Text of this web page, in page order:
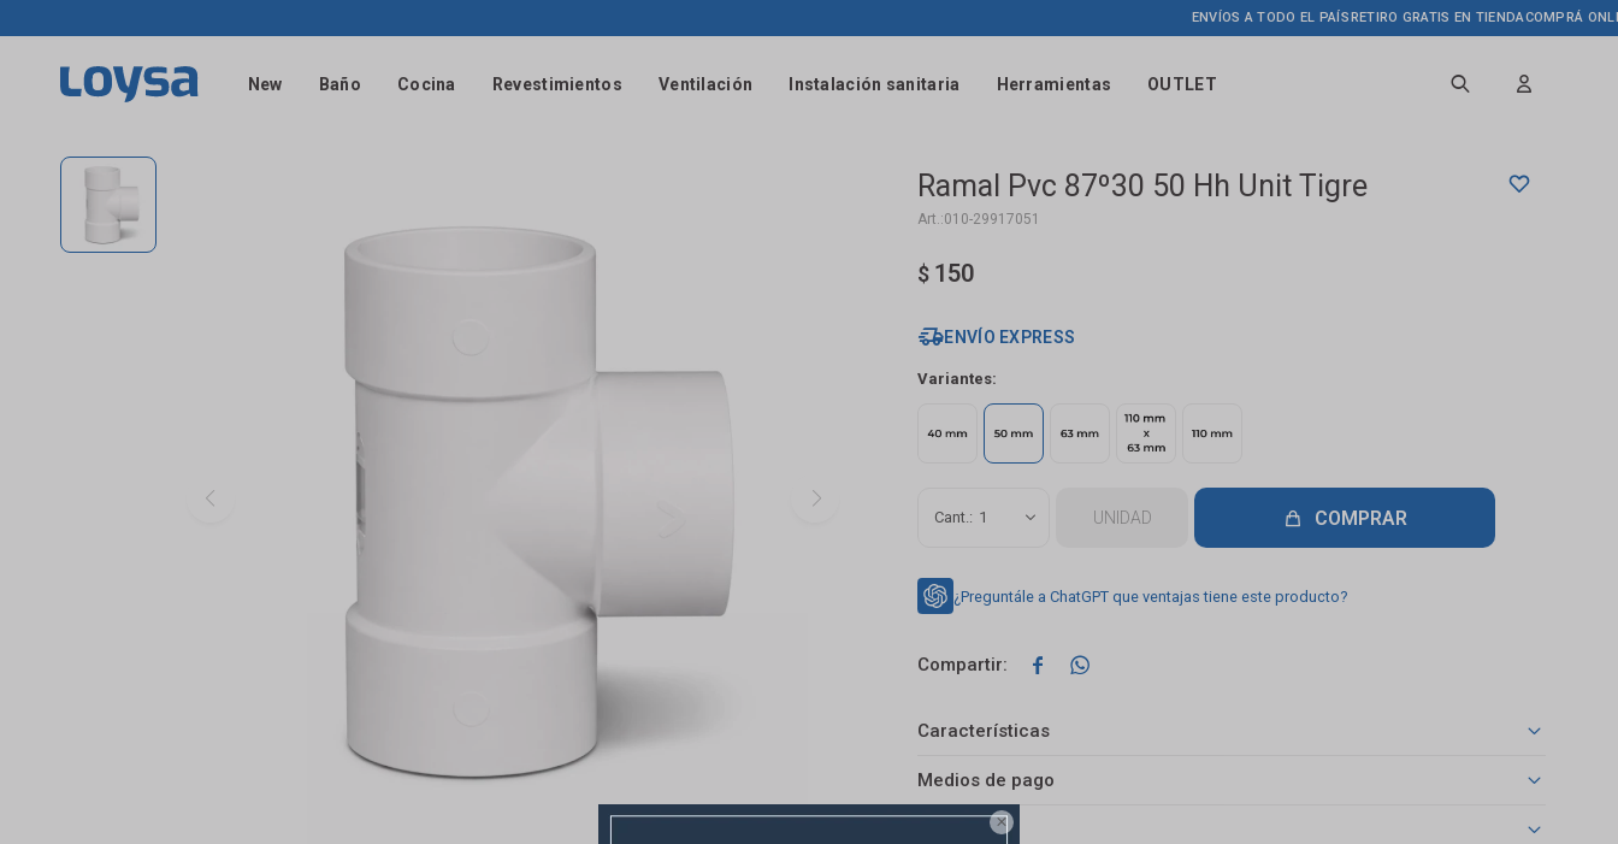

New Baño Cocina Revestimientos Ventilación Instalación sanitaria Herramientas OUTLET
ENVÍOS A TODO EL PAÍSRETIRO GRATIS EN TIENDACOMPRÁ ONLINE
Ramal Pvc 87º30 50 Hh Unit Tigre
010-29917051
$ 150
ENVÍO EXPRESS
Variantes:
1 UNIDAD COMPRAR
¿Preguntále a ChatGPT que ventajas tiene este producto?
 
Características
Medios de pago